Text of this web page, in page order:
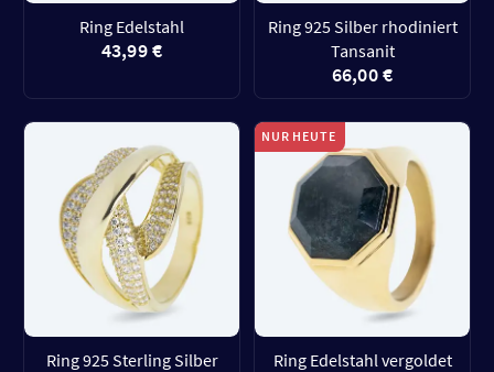
Ring Edelstahl
43,99 €
Ring 925 Silber rhodiniert
Tansanit
66,00 €
Ring 925 Sterling Silber
NUR HEUTE
Ring Edelstahl vergoldet